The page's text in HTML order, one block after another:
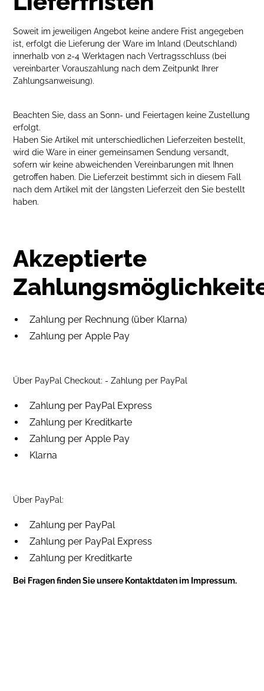
Soweit im jeweiligen Angebot keine andere Frist angegeben
ist, erfolgt die Lieferung der Ware im Inland (Deutschland)
innerhalb von 2-4 Werktagen nach Vertragsschluss (bei
vereinbarter Vorauszahlung nach dem Zeitpunkt Ihrer
Zahlungsanweisung).
Beachten Sie, dass an Sonn- und Feiertagen keine Zustellung
erfolgt.
Haben Sie Artikel mit unterschiedlichen Lieferzeiten bestellt,
wird die Ware in einer gemeinsamen Sendung versandt,
sofern wir keine abweichenden Vereinbarungen mit Ihnen
getroffen haben. Die Lieferzeit bestimmt sich in diesem Fall
nach dem Artikel mit der längsten Lieferzeit den Sie bestellt
haben.
Akzeptierte
Zahlung per Rechnung (über Klarna)
Zahlung per Apple Pay
Über PayPal Checkout: - Zahlung per PayPal
Zahlung per PayPal Express
Zahlung per Kreditkarte
Zahlung per Apple Pay
Klarna
Über PayPal:
Zahlung per PayPal
Zahlung per PayPal Express
Zahlung per Kreditkarte
Bei Fragen finden Sie unsere Kontaktdaten im Impressum.